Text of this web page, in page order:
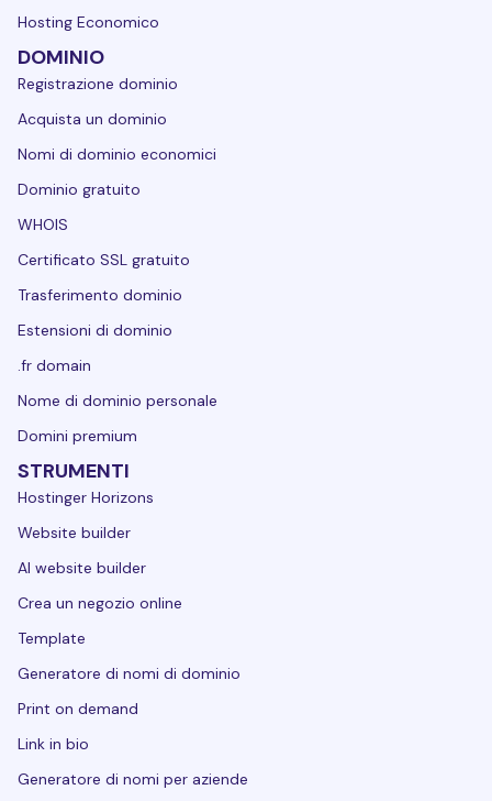
Hosting Economico
DOMINIO
Registrazione dominio
Acquista un dominio
Nomi di dominio economici
Dominio gratuito
WHOIS
Certificato SSL gratuito
Trasferimento dominio
Estensioni di dominio
.fr domain
Nome di dominio personale
Domini premium
STRUMENTI
Hostinger Horizons
Website builder
AI website builder
Crea un negozio online
Template
Generatore di nomi di dominio
Print on demand
Link in bio
Generatore di nomi per aziende